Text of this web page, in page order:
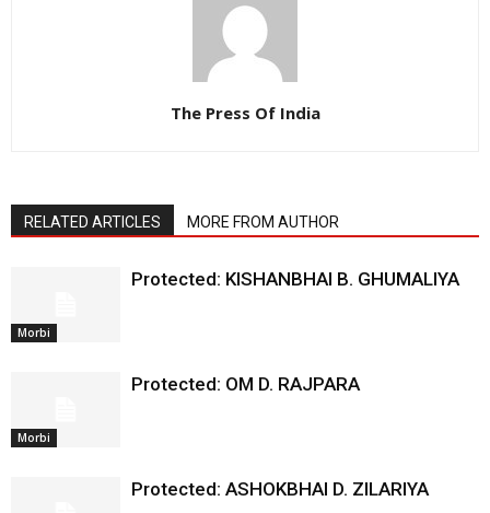
The Press Of India
RELATED ARTICLES MORE FROM AUTHOR
Morbi
Protected: KISHANBHAI B. GHUMALIYA
Morbi
Protected: OM D. RAJPARA
Protected: ASHOKBHAI D. ZILARIYA